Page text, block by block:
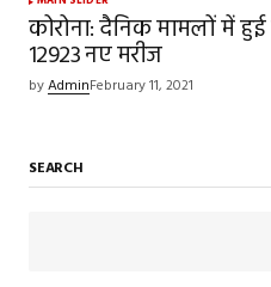
कोरोना: दैनिक मामलों में
12923 नए मरीज
byAdminFebruary 11, 2021
SEARCH